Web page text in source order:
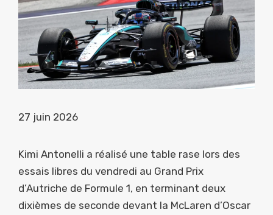
27 juin 2026
Kimi Antonelli a réalisé une table rase lors des
essais libres du vendredi au Grand Prix
d’Autriche de Formule 1, en terminant deux
dixièmes de seconde devant la McLaren d’Oscar